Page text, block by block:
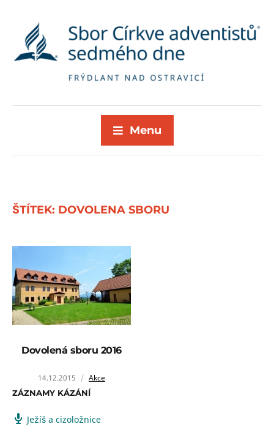
Menu
ŠTÍTEK: DOVOLENA SBORU
Dovolená sboru 2016
14.12.2015 Akce
ZÁZNAMY KÁZÁNÍ
Ježíš a cizoložnice